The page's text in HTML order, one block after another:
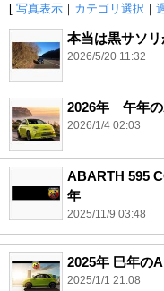
[ 写真表示 ｜ カテゴリ選択 ｜
本当は黒サソ
2026/5/20 11:32
2026年 午年の
2026/1/4 02:03
ABARTH 595
年
2025/11/9 03:48
2025年 巳年の
2025/1/1 21:08